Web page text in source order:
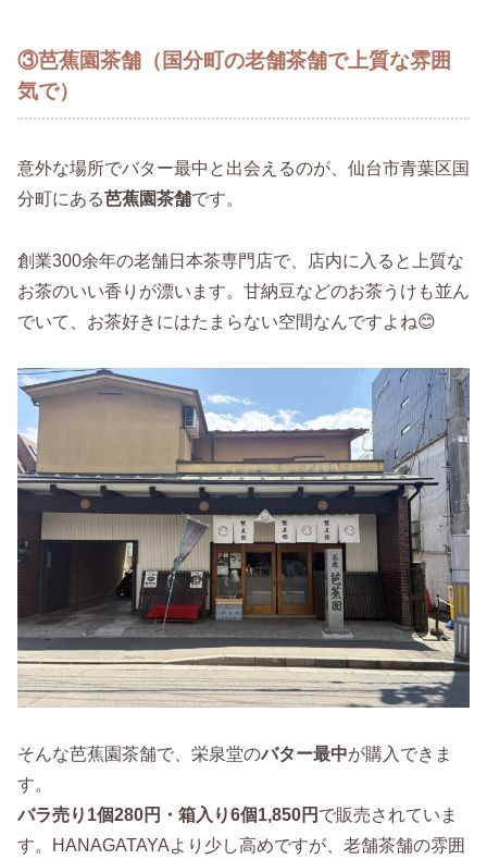
③芭蕉園茶舗（国分町の老舗茶舗で上質な雰囲
気で）
意外な場所でバター最中と出会えるのが、仙台市青葉区国
分町にある芭蕉園茶舗です。
創業300余年の老舗日本茶専門店で、店内に入ると上質な
お茶のいい香りが漂います。甘納豆などのお茶うけも並ん
でいて、お茶好きにはたまらない空間なんですよね😊
そんな芭蕉園茶舗で、栄泉堂のバター最中が購入できま
す。
バラ売り1個280円・箱入り6個1,850円 で販売されていま
す。HANAGATAYAより少し高めですが、老舗茶舗の雰囲